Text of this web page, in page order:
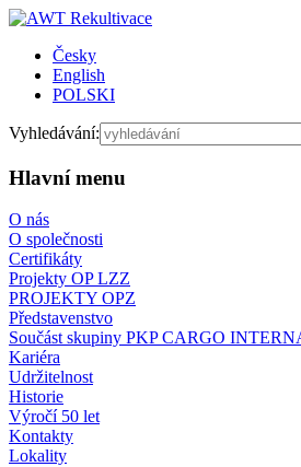
Česky
English
POLSKI
Vyhledávání:
Hlavní menu
O nás
O společnosti
Certifikáty
Projekty OP LZZ
PROJEKTY OPZ
Představenstvo
Součást skupiny PKP CARGO
Kariéra
Udržitelnost
Historie
Výročí 50 let
Kontakty
Lokality